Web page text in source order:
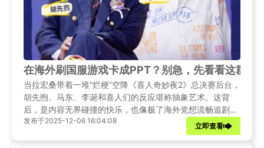
在海外刷国服游戏卡成PPT？别急，先看看这群喜
当拉宏桑带着一堆“烂梗”空降《喜人奇妙夜2》总决赛后台，
胡先煦、马东、李诞和喜人们的反应堪称抽象艺术。这背
后，是内容无界碰撞的快乐，也像极了海外党想流畅追剧打
游戏时，与网络延迟斗智斗勇的日常。
发布于2025-12-06 16:04:08
立即查看